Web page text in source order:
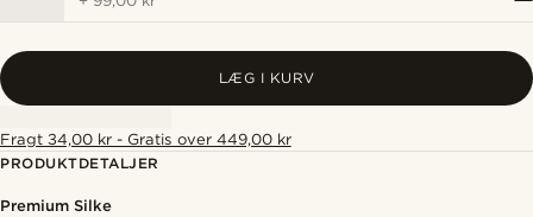
LÆG I KURV
Fragt 34,00 kr - Gratis over 449,00 kr
PRODUKTDETALJER
Premium Silke